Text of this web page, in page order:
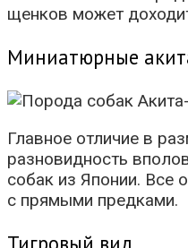
щенков может
Миниатюрные
Главное отличие в
разновидность
собак из Японии. Все
с прямыми предками.